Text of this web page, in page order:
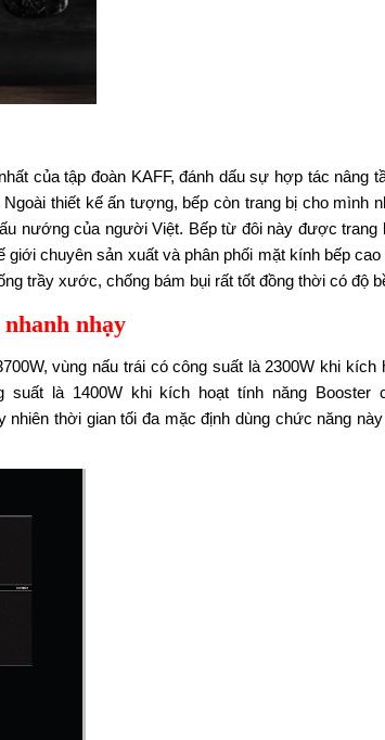
của tập đoàn KAFF, đánh dấusự hợp tác nâng
thiết kế ấn tượng, bếp còn trang bị cho mình
nướng của người Việt. Bếp từ đôi này được
chuyên sản xuất và phân phối mặt kính bếp
trầy xước, chống bám bụi rất tốt đồng thời có độ
nhạy
vùng nấu trái có công suất là 2300W khi kích
là 1400W khi kích hoạt tính năng Booster
thời gian tối đa mặc định dùng chức năng